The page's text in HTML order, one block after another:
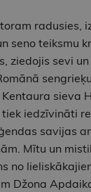
radusies,
seno teiksmu
ziedojis sevi
sieva
iedzīvināti
savijas
Mītu un
no
Džona